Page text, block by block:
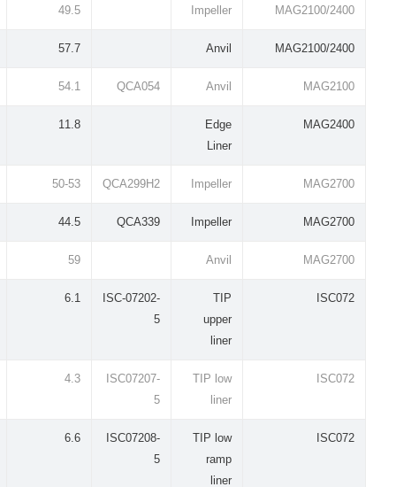
MAG2100/2400
Impeller
49.5
MAG2100/2400
Anvil
57.7
MAG2100
Anvil
QCA054
54.1
MAG2400
Edge
Liner
11.8
MAG2700
Impeller
QCA299H2
50-53
MAG2700
Impeller
QCA339
44.5
MAG2700
Anvil
59
ISC072
TIP
upper
liner
ISC-07202-
5
6.1
ISC072
TIP low
liner
ISC07207-
5
4.3
ISC072
TIP low
ramp
liner
ISC07208-
5
6.6